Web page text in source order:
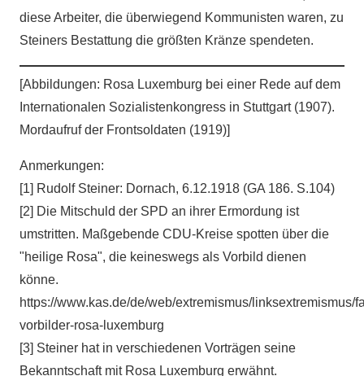
diese Arbeiter, die überwiegend Kommunisten waren, zu
Steiners Bestattung die größten Kränze spendeten.
[Abbildungen: Rosa Luxemburg bei einer Rede auf dem
Internationalen Sozialistenkongress in Stuttgart (1907).
Mordaufruf der Frontsoldaten (1919)]
Anmerkungen:
[1] Rudolf Steiner: Dornach, 6.12.1918 (GA 186. S.104)
[2] Die Mitschuld der SPD an ihrer Ermordung ist
umstritten. Maßgebende CDU-Kreise spotten über die
"heilige Rosa", die keineswegs als Vorbild dienen
könne.
https://www.kas.de/de/web/extremismus/linksextremismus/
vorbilder-rosa-luxemburg
[3] Steiner hat in verschiedenen Vorträgen seine
Bekanntschaft mit Rosa Luxemburg erwähnt.